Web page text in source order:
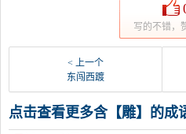
写的不错，
< 上一个
东闯西踱
点击查看更多含【雕】的成